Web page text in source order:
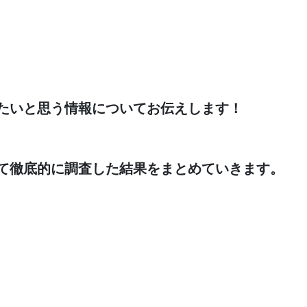
いと思う情報についてお伝えします！
底的に調査した結果をまとめていきます。